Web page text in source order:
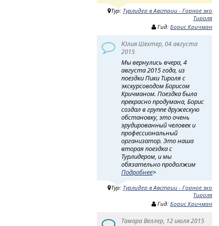
Тур: Турлидер в Австрии - Горное эхо
Тироля
Гид:Борис Кричман
Юлия Шехтер, 04 августа
2015
Мы вернулись вчера, 4
августа 2015 года, из
поездки Пики Тироля с
экскурсоводом Борисом
Кричманом. Поездка была
прекрасно продумана, Борис
создал в группе дружескую
обстановку, это очень
эрудированный человек и
профессиональный
организатор. Это наша
вторая поездка с
Турлидером, и мы
обязательно продолжим
Подробнее>
Тур: Турлидер в Австрии - Горное эхо
Тироля
Гид:Борис Кричман
Тамара Веллер, 12 июля 2015